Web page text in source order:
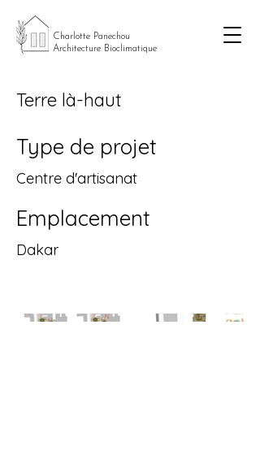
Charlotte Panechou
Architecture Bioclimatique
Terre là-haut
Type de projet
Centre d'artisanat
Emplacement
Dakar